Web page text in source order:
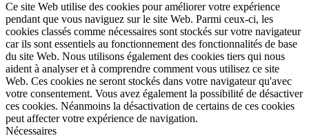
Ce site Web utilise des cookies pour améliorer votre expérience
pendant que vous naviguez sur le site Web. Parmi ceux-ci, les
cookies classés comme nécessaires sont stockés sur votre navigateur
car ils sont essentiels au fonctionnement des fonctionnalités de base
du site Web. Nous utilisons également des cookies tiers qui nous
aident à analyser et à comprendre comment vous utilisez ce site
Web. Ces cookies ne seront stockés dans votre navigateur qu'avec
votre consentement. Vous avez également la possibilité de désactiver
ces cookies. Néanmoins la désactivation de certains de ces cookies
peut affecter votre expérience de navigation.
Nécessaires